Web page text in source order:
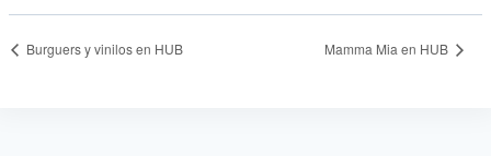
Burguers y vinilos en HUB Mamma Mia en HUB